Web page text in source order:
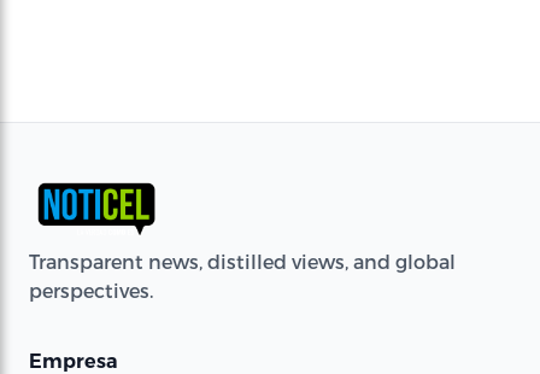
Transparent news, distilled views, and global
perspectives.
Empresa